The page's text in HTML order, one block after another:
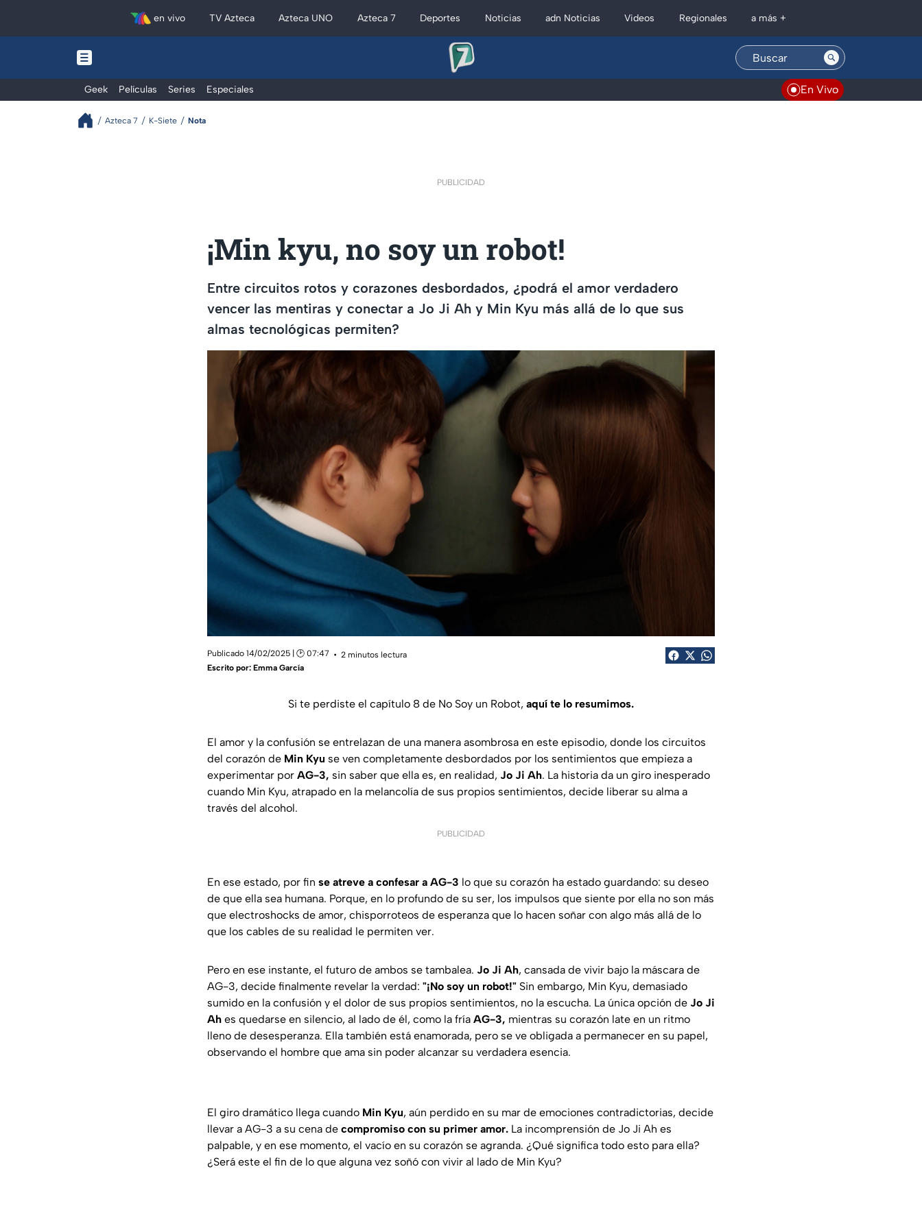
en vivo TV Azteca Azteca UNO Azteca 7 Deportes Noticias adn Noticias Videos Regionales a más +
Geek Películas Series Especiales En Vivo
Azteca 7 K-Siete Nota
PUBLICIDAD
¡Min kyu, no soy un robot!
Entre circuitos rotos y corazones desbordados, ¿podrá el amor verdadero
vencer las mentiras y conectar a Jo Ji Ah y Min Kyu más allá de lo que sus
almas tecnológicas permiten?
Publicado 14/02/2025 | 🕑 07:47
2 minutos lectura
Escrito por: Emma García
Si te perdiste el capítulo 8 de No Soy un Robot, aquí te lo resumimos.
El amor y la confusión se entrelazan de una manera asombrosa en este episodio, donde los circuitos
del corazón de Min Kyu se ven completamente desbordados por los sentimientos que empieza a
experimentar por AG-3, sin saber que ella es, en realidad, Jo Ji Ah. La historia da un giro inesperado
cuando Min Kyu, atrapado en la melancolía de sus propios sentimientos, decide liberar su alma a
través del alcohol.
PUBLICIDAD
En ese estado, por fin se atreve a confesar a AG-3 lo que su corazón ha estado guardando: su deseo
de que ella sea humana. Porque, en lo profundo de su ser, los impulsos que siente por ella no son más
que electroshocks de amor, chisporroteos de esperanza que lo hacen soñar con algo más allá de lo
que los cables de su realidad le permiten ver.
Pero en ese instante, el futuro de ambos se tambalea. Jo Ji Ah, cansada de vivir bajo la máscara de
AG-3, decide finalmente revelar la verdad: "¡No soy un robot!" Sin embargo, Min Kyu, demasiado
sumido en la confusión y el dolor de sus propios sentimientos, no la escucha. La única opción de Jo Ji
Ah es quedarse en silencio, al lado de él, como la fría AG-3, mientras su corazón late en un ritmo
lleno de desesperanza. Ella también está enamorada, pero se ve obligada a permanecer en su papel,
observando el hombre que ama sin poder alcanzar su verdadera esencia.
El giro dramático llega cuando Min Kyu, aún perdido en su mar de emociones contradictorias, decide
llevar a AG-3 a su cena de compromiso con su primer amor. La incomprensión de Jo Ji Ah es
palpable, y en ese momento, el vacío en su corazón se agranda. ¿Qué significa todo esto para ella?
¿Será este el fin de lo que alguna vez soñó con vivir al lado de Min Kyu?